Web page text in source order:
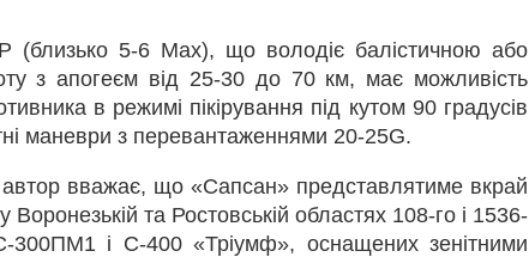
(близько 5-6 Мах), що володіє балістичною або
з апогеєм від 25-30 до 70 км, має можливість
в режимі пікірування під кутом 90 градусів
маневри з перевантаженнями 20-25G.
автор вважає, що «Сапсан» представлятиме вкрай
та Ростовській областях 108-го і 1536-
300ПМ1 і С-400 «Тріумф», оснащених зенітними